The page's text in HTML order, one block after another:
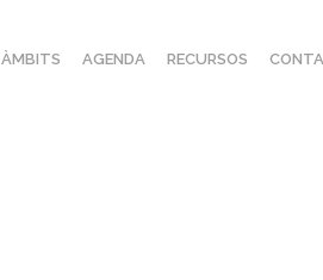
ÀMBITS AGENDA RECURSOS